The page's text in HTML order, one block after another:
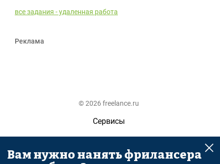
все задания - удаленная работа
Реклама
© 2026 freelance.ru
Сервисы
Помощь
Поиск
Вам нужно нанять фрилансера